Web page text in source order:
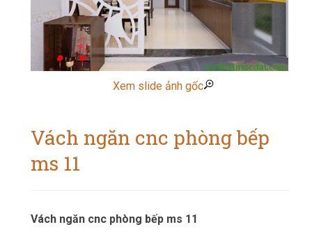
Xem slide ảnh gốc
Vách ngăn cnc phòng bếp
ms 11
Vách ngăn cnc phòng bếp ms 11